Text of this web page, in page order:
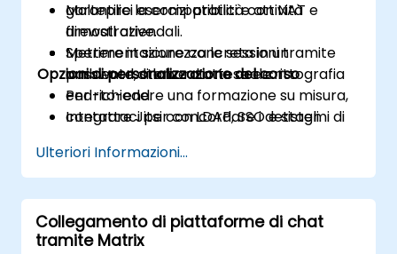
garantire la compatibilità con NAT e
firewall aziendali.
Mettere in sicurezza le sessioni tramite
password, stanze d’attesa e crittografia
end-to-end.
Integrare Jitsi con LDAP, SSO e sistemi di
Molteplici esercizi pratici e attività
dimostrative.
Sperimentazione concreta in un
ambiente di laboratorio reale.
Opzioni di personalizzazione del corso
Per richiedere una formazione su misura,
contattaci per concordare i dettagli.
Ulteriori Informazioni...
Collegamento di piattaforme di chat
tramite Matrix